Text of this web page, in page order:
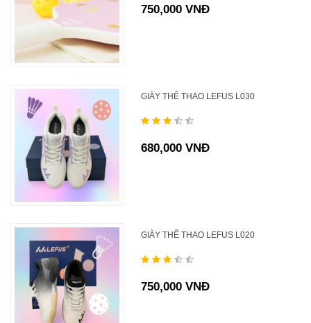
750,000 VNĐ
GIÀY THỂ THAO LEFUS L030
680,000 VNĐ
GIÀY THỂ THAO LEFUS L020
750,000 VNĐ